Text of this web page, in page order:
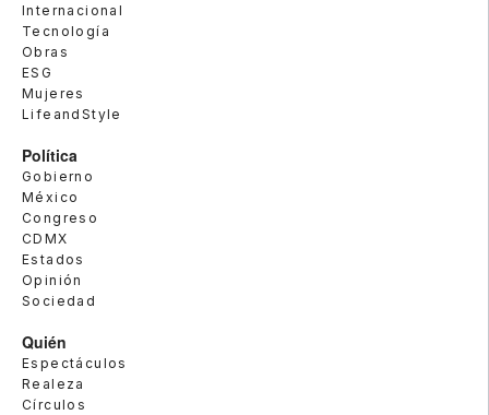
Internacional
Tecnología
Obras
ESG
Mujeres
LifeandStyle
Política
Gobierno
México
Congreso
CDMX
Estados
Opinión
Sociedad
Quién
Espectáculos
Realeza
Círculos